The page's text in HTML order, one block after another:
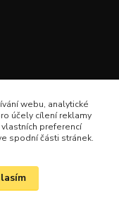
webu, analytické
účely cílení reklamy
preferencí
spodní části stránek.